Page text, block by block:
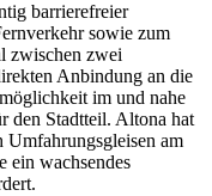
barrierefreier
sowie zum
zwischen zwei
Anbindung an die
im und nahe
den Stadtteil. Altona hat
Umfahrungsgleisen am
ein wachsendes